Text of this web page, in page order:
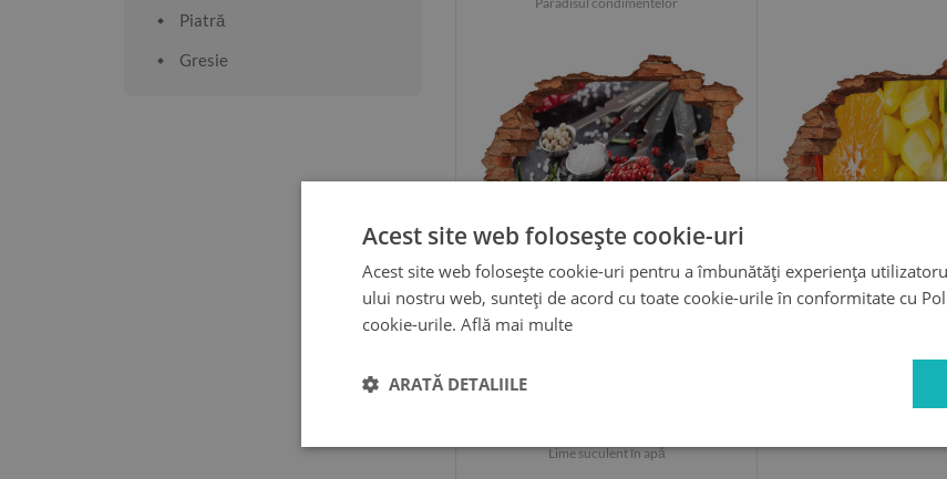
Piatră
Gresie
99.99 LEI
Lime suculent în apă
Fototapet 3D
Acest site web folosește cookie-uri
Acest site web folosește cookie-uri pentru a îmbunătăți experiența
ului nostru web, sunteți de acord cu toate cookie-urile în conformitate cu
cookie-urile. Află mai multe
ARATĂ DETALIILE